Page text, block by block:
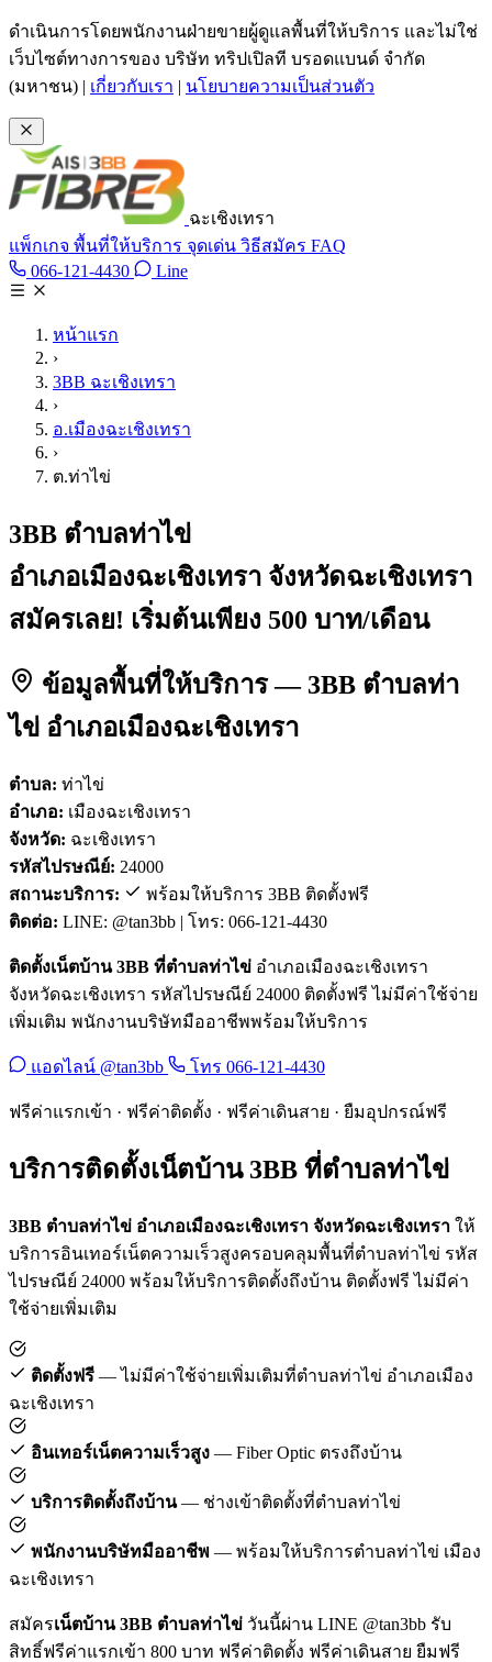
ข้ามไปเนื้อหาหลัก
ดำเนินการโดยพนักงานฝ่ายขายผู้ดูแลพื้นที่ให้บริการ และไม่ใช่
เว็บไซต์ทางการของ บริษัท ทริปเปิลที บรอดแบนด์ จำกัด
(มหาชน) | เกี่ยวกับเรา | นโยบายความเป็นส่วนตัว
ฉะเชิงเทรา
แพ็กเกจ พื้นที่ให้บริการ จุดเด่น วิธีสมัคร FAQ
066-121-4430 โทร 066-121-4430
LineLine @tan3bb
หน้าแรก
›
3BB ฉะเชิงเทรา
›
อ.เมืองฉะเชิงเทรา
›
ต.ท่าไข่
3BB ตำบลท่าไข่
อำเภอเมืองฉะเชิงเทรา จังหวัดฉะเชิงเทรา
สมัครเลย! เริ่มต้นเพียง 500 บาท/เดือน
ข้อมูลพื้นที่ให้บริการ — 3BB ตำบลท่า
ไข่ อำเภอเมืองฉะเชิงเทรา
ตำบล: ท่าไข่
อำเภอ: เมืองฉะเชิงเทรา
จังหวัด: ฉะเชิงเทรา
รหัสไปรษณีย์: 24000
สถานะบริการ:
พร้อมให้บริการ 3BB ติดตั้งฟรี
ติดต่อ: LINE: @tan3bb | โทร: 066-121-4430
ติดตั้งเน็ตบ้าน 3BB ที่ตำบลท่าไข่ อำเภอเมืองฉะเชิงเทรา
จังหวัดฉะเชิงเทรา รหัสไปรษณีย์ 24000 ติดตั้งฟรี ไม่มีค่าใช้จ่าย
เพิ่มเติม พนักงานบริษัทมืออาชีพพร้อมให้บริการ
แอดไลน์ @tan3bb โทร 066-121-4430
ฟรีค่าแรกเข้า · ฟรีค่าติดตั้ง · ฟรีค่าเดินสาย · ยืมอุปกรณ์ฟรี
บริการติดตั้งเน็ตบ้าน 3BB ที่ตำบลท่าไข่
3BB ตำบลท่าไข่ อำเภอเมืองฉะเชิงเทรา จังหวัดฉะเชิงเทรา ให้
บริการอินเทอร์เน็ตความเร็วสูงครอบคลุมพื้นที่ตำบลท่าไข่ รหัส
ไปรษณีย์ 24000 พร้อมให้บริการติดตั้งถึงบ้าน ติดตั้งฟรี ไม่มีค่า
ใช้จ่ายเพิ่มเติม
ติดตั้งฟรี — ไม่มีค่าใช้จ่ายเพิ่มเติมที่ตำบลท่าไข่ อำเภอเมือง
ฉะเชิงเทรา
อินเทอร์เน็ตความเร็วสูง — Fiber Optic ตรงถึงบ้าน
บริการติดตั้งถึงบ้าน— ช่างเข้าติดตั้งที่ตำบลท่าไข่
พนักงานบริษัทมืออาชีพ — พร้อมให้บริการตำบลท่าไข่ เมือง
ฉะเชิงเทรา
สมัครเน็ตบ้าน 3BB ตำบลท่าไข่ วันนี้ผ่าน LINE @tan3bb รับ
สิทธิ์ฟรีค่าแรกเข้า 800 บาท ฟรีค่าติดตั้ง ฟรีค่าเดินสาย ยืมฟรี